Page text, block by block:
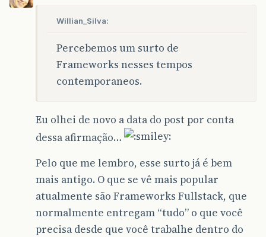
Willian_Silva:
Percebemos um surto de
Frameworks nesses tempos
contemporaneos.
Eu olhei de novo a data do post por conta
dessa afirmação…
Pelo que me lembro, esse surto já é bem
mais antigo. O que se vê mais popular
atualmente são Frameworks Fullstack, que
normalmente entregam “tudo” o que você
precisa desde que você trabalhe dentro do